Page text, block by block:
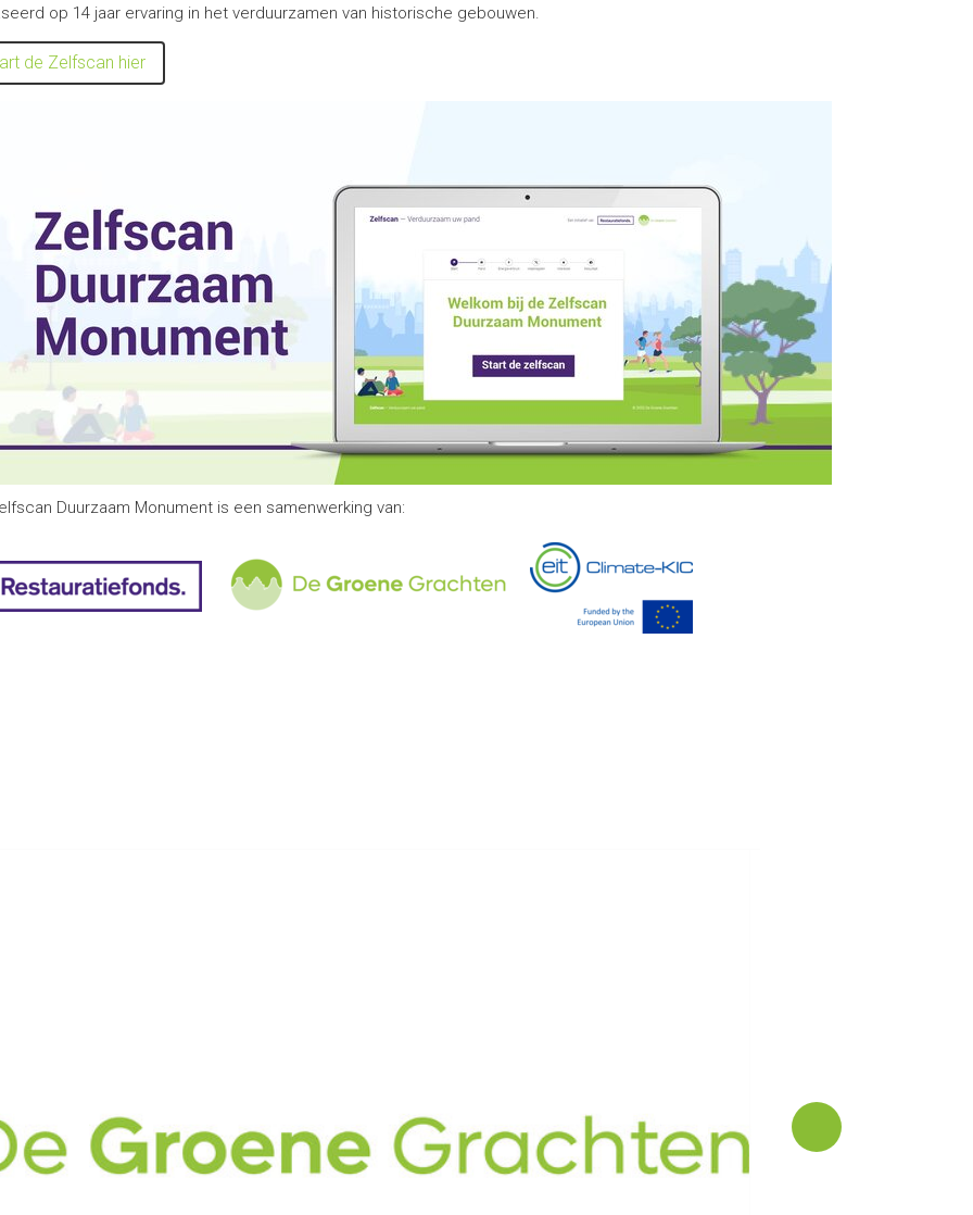
op 14 jaar ervaring in het verduurzamen van historische gebouwen.
de Zelfscan hier
Duurzaam Monument is een samenwerking van: